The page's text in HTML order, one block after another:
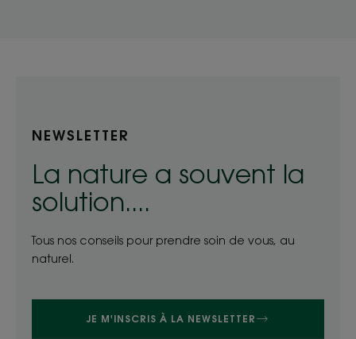
NEWSLETTER
La nature a souvent la
solution....
Tous nos conseils pour prendre soin de vous, au
naturel.
JE M'INSCRIS À LA NEWSLETTER